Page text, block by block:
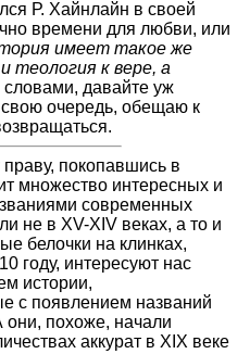
Р. Хайнлайн в своей
времени для любви, или
имеет такое же
теология к вере, а
давайте уж
свою очередь, обещаю к
покопавшись в
множество интересных и
современных
не в XV-XIV веках, а то и
белочки на клинках,
году, интересуют нас
истории,
с появлением названий
похоже, начали
аккурат в XIX веке